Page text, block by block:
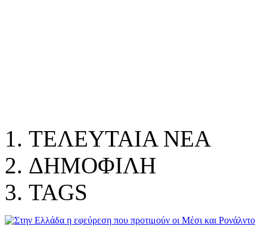
ΤΕΛΕΥΤΑΙΑ ΝΕΑ
ΔΗΜΟΦΙΛΗ
TAGS